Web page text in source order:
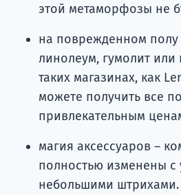
этой метаморфозы не
на поврежденном
линолеум, гумолит или
таких магазинах, как
можете получить все
привлекательным
магия аксессуаров –
полностью изменены
небольшими